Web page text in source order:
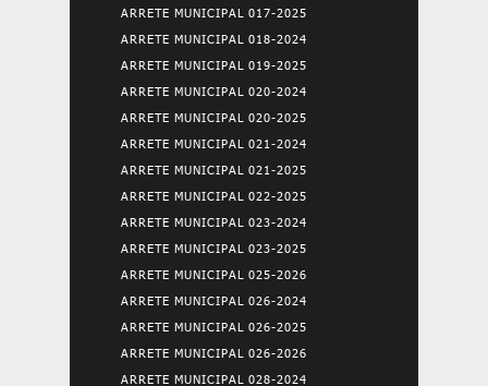
ARRETE MUNICIPAL 017-2025
ARRETE MUNICIPAL 018-2024
ARRETE MUNICIPAL 019-2025
ARRETE MUNICIPAL 020-2024
ARRETE MUNICIPAL 020-2025
ARRETE MUNICIPAL 021-2024
ARRETE MUNICIPAL 021-2025
ARRETE MUNICIPAL 022-2025
ARRETE MUNICIPAL 023-2024
ARRETE MUNICIPAL 023-2025
ARRETE MUNICIPAL 025-2026
ARRETE MUNICIPAL 026-2024
ARRETE MUNICIPAL 026-2025
ARRETE MUNICIPAL 026-2026
ARRETE MUNICIPAL 028-2024